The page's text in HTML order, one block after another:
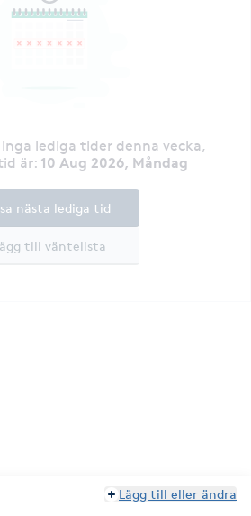
lediga tider denna vecka,
är: 10 Aug 2026, Måndag
till väntelista
nästa lediga tid
Lägg till eller ändra